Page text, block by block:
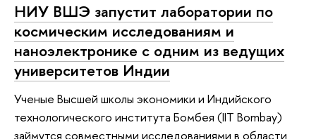
НИУ ВШЭ запустит лаборатории по
космическим исследованиям и
наноэлектронике с одним из ведущих
университетов Индии
Ученые Высшей школы экономики и Индийского
технологического института Бомбея (IIT Bombay)
займутся совместными исследованиями в области